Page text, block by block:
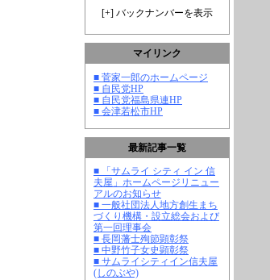
[+] バックナンバーを表示
マイリンク
■ 菅家一郎のホームページ
■ 自民党HP
■ 自民党福島県連HP
■ 会津若松市HP
最新記事一覧
■ 「サムライ シティ イン 信
夫屋」ホームページリニュー
アルのお知らせ
■ 一般社団法人地方創生まち
づくり機構・設立総会および
第一回理事会
■ 長岡藩士殉節顕彰祭
■ 中野竹子女史顕彰祭
■ サムライシティイン信夫屋
(しのぶや)